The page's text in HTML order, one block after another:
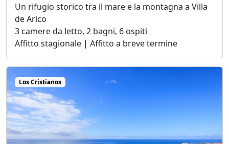
Un rifugio storico tra il mare e la montagna a Villa
de Arico
3 camere da letto, 2 bagni, 6 ospiti
Affitto stagionale | Affitto a breve termine
Los Cristianos